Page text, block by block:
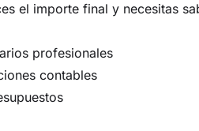
el importe final y necesitas
profesionales
contables